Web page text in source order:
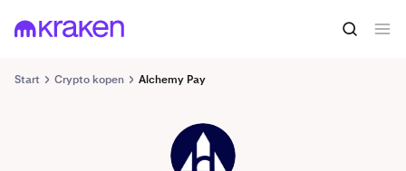
Start Crypto kopen Alchemy Pay
ACH